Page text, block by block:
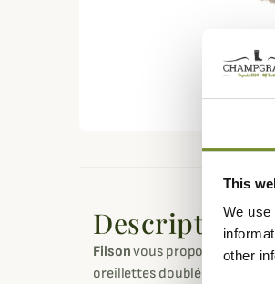
This
We
other
Description
Filsonvous propose cette
oreillettes doublées en peau